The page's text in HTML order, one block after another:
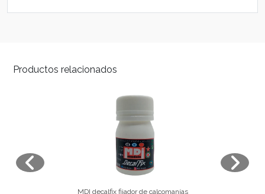
Productos relacionados
MDI decalfix fijador de calcomanías